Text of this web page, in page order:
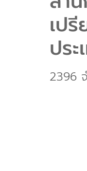
เป
ปร
2396